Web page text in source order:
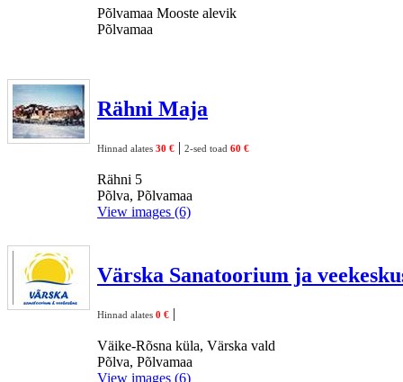
Põlvamaa Mooste alevik
Põlvamaa
Rähni Maja
Hinnad alates 30 € | 2-sed toad 60 €
Rähni 5
Põlva, Põlvamaa
View images (6)
Värska Sanatoorium ja
Hinnad alates 0 € |
Väike-Rõsna küla, Värska vald
Põlva, Põlvamaa
View images (6)